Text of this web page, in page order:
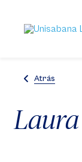
contenido
principal
Atrás